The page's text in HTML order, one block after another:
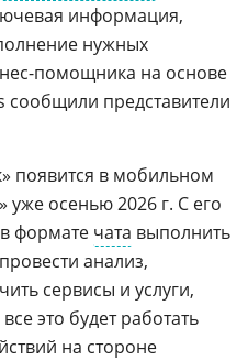
информация,
нужных
помощника на основе
сообщили представители
появится в мобильном
» уже осенью 2026 г. С его
формате чата выполнить
анализ,
сервисы и услуги,
это будет работать
на стороне